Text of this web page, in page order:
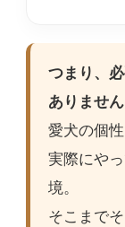
つまり、
ありません
愛犬の個
実際にや
境。
そこまで